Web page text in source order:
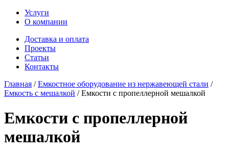
Услуги
О компании
Доставка и оплата
Проекты
Статьи
Контакты
Главная /Емкостное оборудование из нержавеющей стали /
Емкость с мешалкой /Емкости с пропеллерной мешалкой
Емкости с пропеллерной
мешалкой